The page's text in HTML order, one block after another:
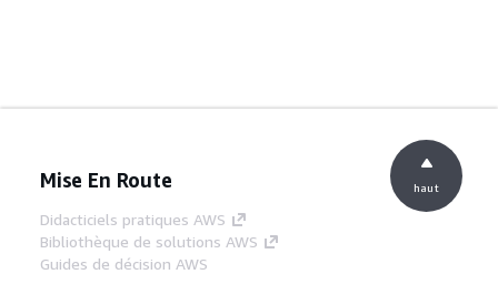
Mise En Route
Didacticiels pratiques AWS
Bibliothèque de solutions AWS
Guides de décision AWS
haut